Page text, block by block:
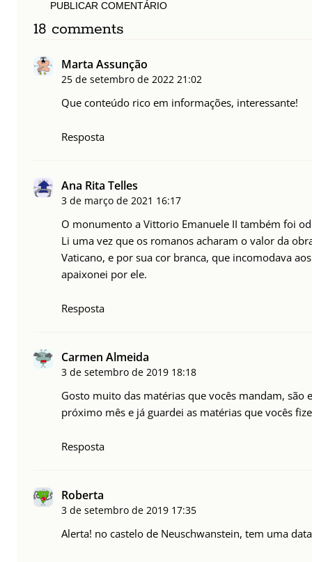
PUBLICAR COMENTÁRIO
18 comments
Marta Assunção
25 de setembro de 2022 21:02
Que conteúdo rico em informações, interessante!
Resposta
Ana Rita Telles
3 de março de 2021 16:17
O monumento a Vittorio Emanuele II também foi
Li uma vez que os romanos acharam o valor da
Vaticano, e por sua cor branca, que incomodava
apaixonei por ele.
Resposta
Carmen Almeida
3 de setembro de 2019 18:18
Gosto muito das matérias que vocês mandam, são
próximo mês e já guardei as matérias que vocês
Resposta
Roberta
3 de setembro de 2019 17:35
Alerta! no castelo de Neuschwanstein, tem uma